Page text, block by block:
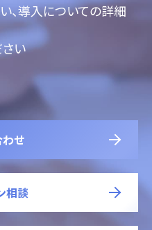
、導入についての詳細
い
せ
相談